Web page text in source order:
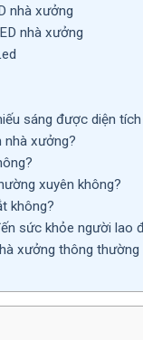
nhà xưởng
nhà xưởng
sáng được diện tích
nhà xưởng?
xuyên không?
không?
sức khỏe người lao
xưởng thông thường